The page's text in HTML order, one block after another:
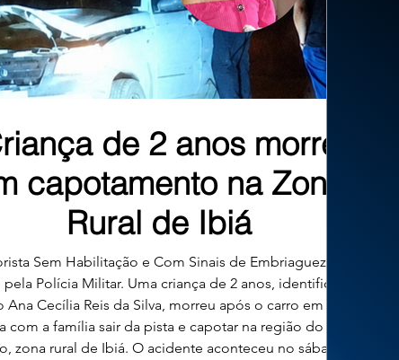
de 2 anos morre
capotamento na Zona
Rural de Ibiá
Sem Habilitação e Com Sinais de Embriaguez Foi
pela Polícia Militar. Uma criança de 2 anos, identificada
Ana Cecília Reis da Silva, morreu após o carro em que
com a família sair da pista e capotar na região do Valo
zona rural de Ibiá. O acidente aconteceu no sábado